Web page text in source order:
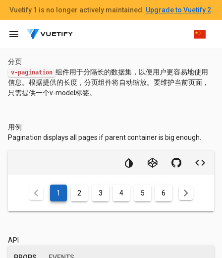
分页
v-pagination 组件用于分隔长的数据集，以便用户更容易地使用
信息。根据提供的长度，分页组件将自动缩放。要维护当前页面，
只需提供一个v-model标签。
用例
Pagination displays all pages if parent container is big enough.
chevron_left 1 2 3 4 5 6 chevron_right
API
Vuetify 1 is no longer actively maintained. Upgrade to Vuetify 2.
menu